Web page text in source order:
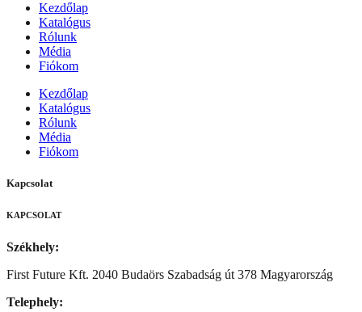
Kezdőlap
Katalógus
Rólunk
Média
Fiókom
Kezdőlap
Katalógus
Rólunk
Média
Fiókom
Kapcsolat
KAPCSOLAT
Székhely:
First Future Kft. 2040 Budaörs Szabadság út 378 Magyarország
Telephely: